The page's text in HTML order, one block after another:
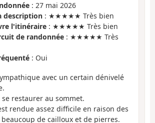
: 27 mai 2026
description : ★★★★★ Très bien
l'itinéraire : ★★★★★ Très bien
de randonnée : ★★★★★ Très
: Oui
avec un certain dénivelé
restaurer au sommet.
rendue assez difficile en raison des
de cailloux et de pierres.